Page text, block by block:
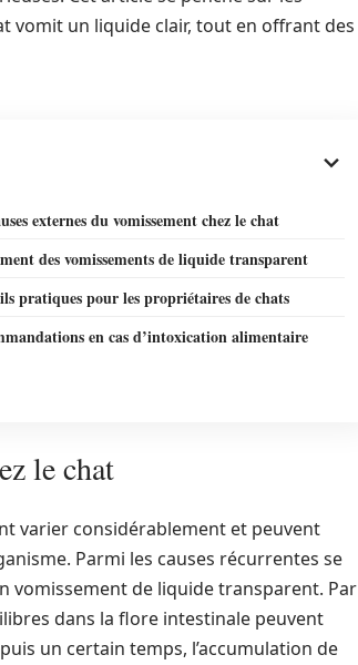
vomit un liquide clair, tout en offrant des
externes du vomissement chez le chat
des vomissements de liquide transparent
pratiques pour les propriétaires de chats
en cas d’intoxication alimentaire
le chat
varier considérablement et peuvent
Parmi les causes récurrentes se
de liquide transparent. Par
dans la flore intestinale peuvent
un certain temps, l’accumulation de